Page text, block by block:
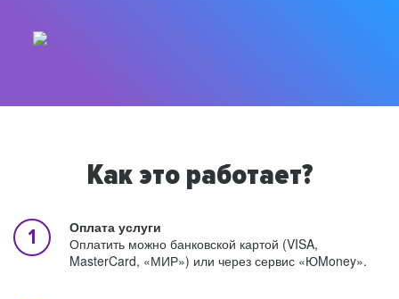
Как это работает?
Оплата услуги
Оплатить можно банковской картой (VISA,
MasterCard, «МИР») или через сервис «ЮMoney».